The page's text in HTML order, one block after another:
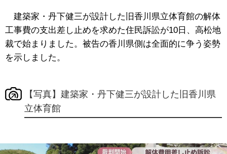
建築家・丹下健三が設計した旧香川県立体育館の解体
工事費の支出差し止めを求めた住民訴訟が10日、高松地
裁で始まりました。被告の香川県側は全面的に争う姿勢
を示しました。
【写真】建築家・丹下健三が設計した旧香川県
立体育館